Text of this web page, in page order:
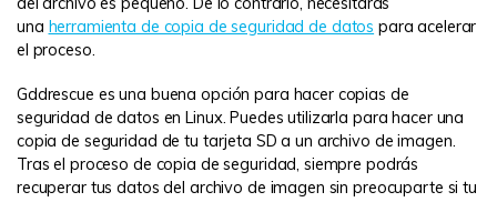
una herramienta de copia de seguridad de datos para acelerar
el proceso.
Gddrescue es una buena opción para hacer copias de
seguridad de datos en Linux. Puedes utilizarla para hacer una
copia de seguridad de tu tarjeta SD a un archivo de imagen.
Tras el proceso de copia de seguridad, siempre podrás
recuperar tus datos del archivo de imagen sin preocuparte si tu